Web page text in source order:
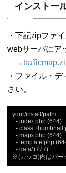
インストー
・下記zipファ
webサーバにア
→
・ファイル・
さい。
your/install/path/
+- index.php (644)
+-
+- maps.php (644)
+- template.php
+- data/ (777)
※(カッコ)内はパー